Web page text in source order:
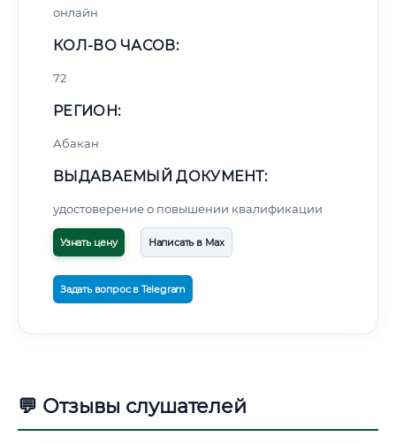
онлайн
КОЛ-ВО ЧАСОВ:
72
РЕГИОН:
Абакан
ВЫДАВАЕМЫЙ ДОКУМЕНТ:
удостоверение о повышении квалификации
Узнать цену Написать в Max
Задать вопрос в Telegram
💬 Отзывы слушателей